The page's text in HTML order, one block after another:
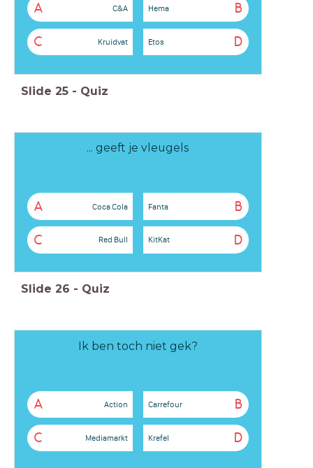
A C&A B
Hema
C Kruidvat D
Etos
Slide 25 - Quiz
... geeft je vleugels
A Coca Cola B
Fanta
C Red Bull D
KitKat
Slide 26 - Quiz
Ik ben toch niet gek?
A Action B
Carrefour
C Mediamarkt D
Krefel